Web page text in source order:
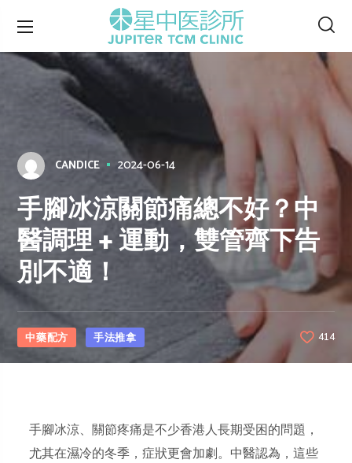
CANDICE 2024-06-14
手腳冰涼關節痛總不好？中
醫調理 + 運動，雙管齊下告
別不適！
中藥配方 手法推拿 414
手腳冰涼、關節疼痛是不少香港人長期受困的問題，
尤其在濕冷的冬季，症狀更會加劇。中醫認為，這些